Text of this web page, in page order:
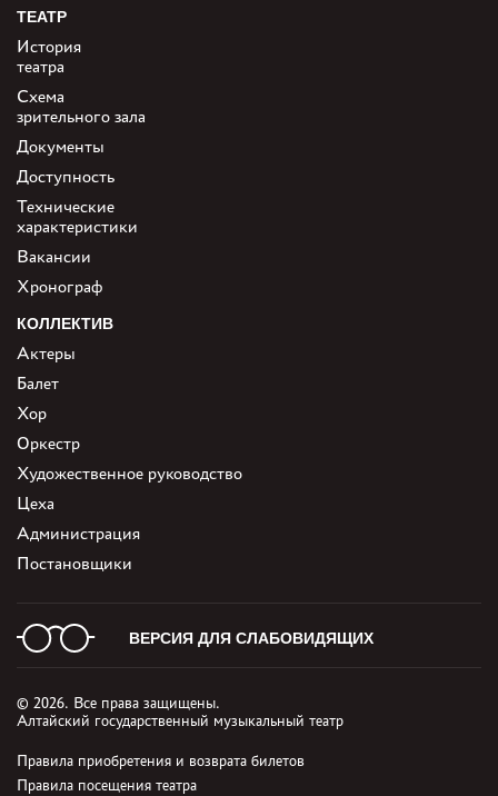
ТЕАТР
История
театра
Схема
зрительного зала
Документы
Доступность
Технические
характеристики
Вакансии
Хронограф
КОЛЛЕКТИВ
Актеры
Балет
Хор
Оркестр
Художественное руководство
Цеха
Администрация
Постановщики
ВЕРСИЯ ДЛЯ СЛАБОВИДЯЩИХ
© 2026. Все права защищены.
Алтайский государственный музыкальный театр
Правила приобретения и возврата билетов
Правила посещения театра